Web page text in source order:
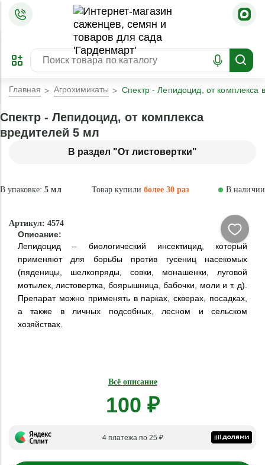
ПРЕДЗАКАЗ
ЗАБРОНИРОВАТЬ
ЛУЧШЕЕ
Главная Агрохимикаты Спектр - Лепидоцид, от комплекса
В раздел "От листовертки"
Спектр - Лепидоцид, от комплекса
вредителей 5 мл
В упаковке: 5 мл Товар купилиболее 30 раз В наличии
Артикул: 4574
Описание:
Лепидоцид – биологический инсектицид, который
применяют для борьбы против гусениц насекомых
(пяденицы, шелкопряды, совки, монашенки, луговой
мотылек, листовертка, боярышница, бабочки, моли и т. д).
Препарат можно применять в парках, скверах, посадках,
а также в личных подсобных, лесном и сельском
хозяйствах.
Всё описание
100 ₽
4 платежа по 25 ₽